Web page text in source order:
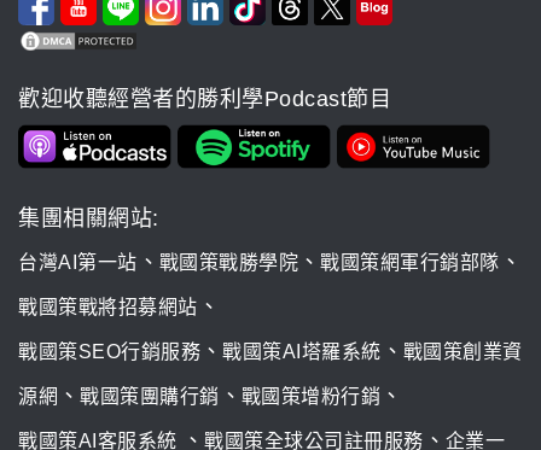
歡迎收聽經營者的勝利學Podcast節目
集團相關網站:
台灣AI第一站 、 戰國策戰勝學院 、 戰國策網軍行銷部隊 、
戰國策戰將招募網站 、
戰國策SEO行銷服務 、 戰國策AI塔羅系統 、 戰國策創業資
源網 、 戰國策團購行銷 、 戰國策增粉行銷 、
戰國策AI客服系統 、 戰國策全球公司註冊服務 、 企業一